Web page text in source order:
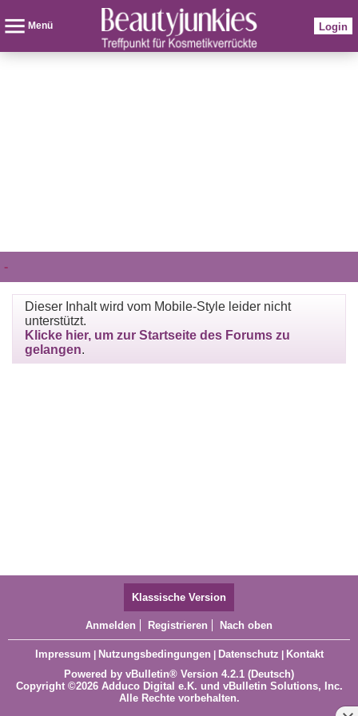
Menü Login
-
Dieser Inhalt wird vom Mobile-Style leider nicht
unterstützt.
Klicke hier, um zur Startseite des Forums zu
gelangen.
Klassische Version
Anmelden Registrieren Nach oben
Impressum | Nutzungsbedingungen | Datenschutz | Kontakt
Powered by vBulletin® Version 4.2.1 (Deutsch)
Copyright ©2026 Adduco Digital e.K. und vBulletin Solutions, Inc.
Alle Rechte vorbehalten.